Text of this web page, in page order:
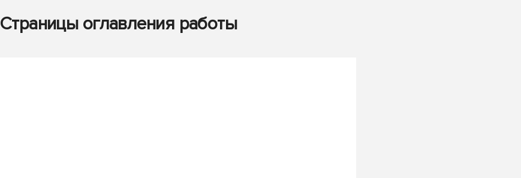
Страницы оглавления работы